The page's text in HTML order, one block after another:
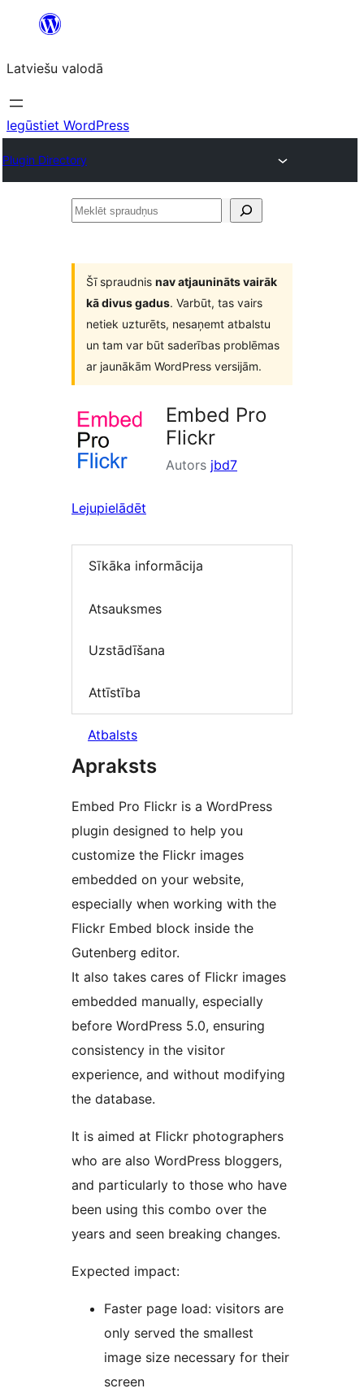
Pāriet
saturu
Latviešu valodā
Iegūstiet WordPress
Plugin Directory
Meklēt
Šī spraudnis nav atjaunināts vairāk
kā divus gadus. Varbūt, tas vairs
netiek uzturēts, nesaņemt atbalstu
un tam var būt saderības problēmas
ar jaunākām WordPress versijām.
Embed Pro
Flickr
Autors jbd7
Lejupielādēt
Sīkāka informācija
Atsauksmes
Uzstādīšana
Attīstība
Atbalsts
Apraksts
Embed Pro Flickr is a WordPress
plugin designed to help you
customize the Flickr images
embedded on your website,
especially when working with the
Flickr Embed block inside the
Gutenberg editor.
It also takes cares of Flickr images
embedded manually, especially
before WordPress 5.0, ensuring
consistency in the visitor
experience, and without modifying
the database.
It is aimed at Flickr photographers
who are also WordPress bloggers,
and particularly to those who have
been using this combo over the
years and seen breaking changes.
Expected impact:
Faster page load: visitors are
only served the smallest
image size necessary for their
screen